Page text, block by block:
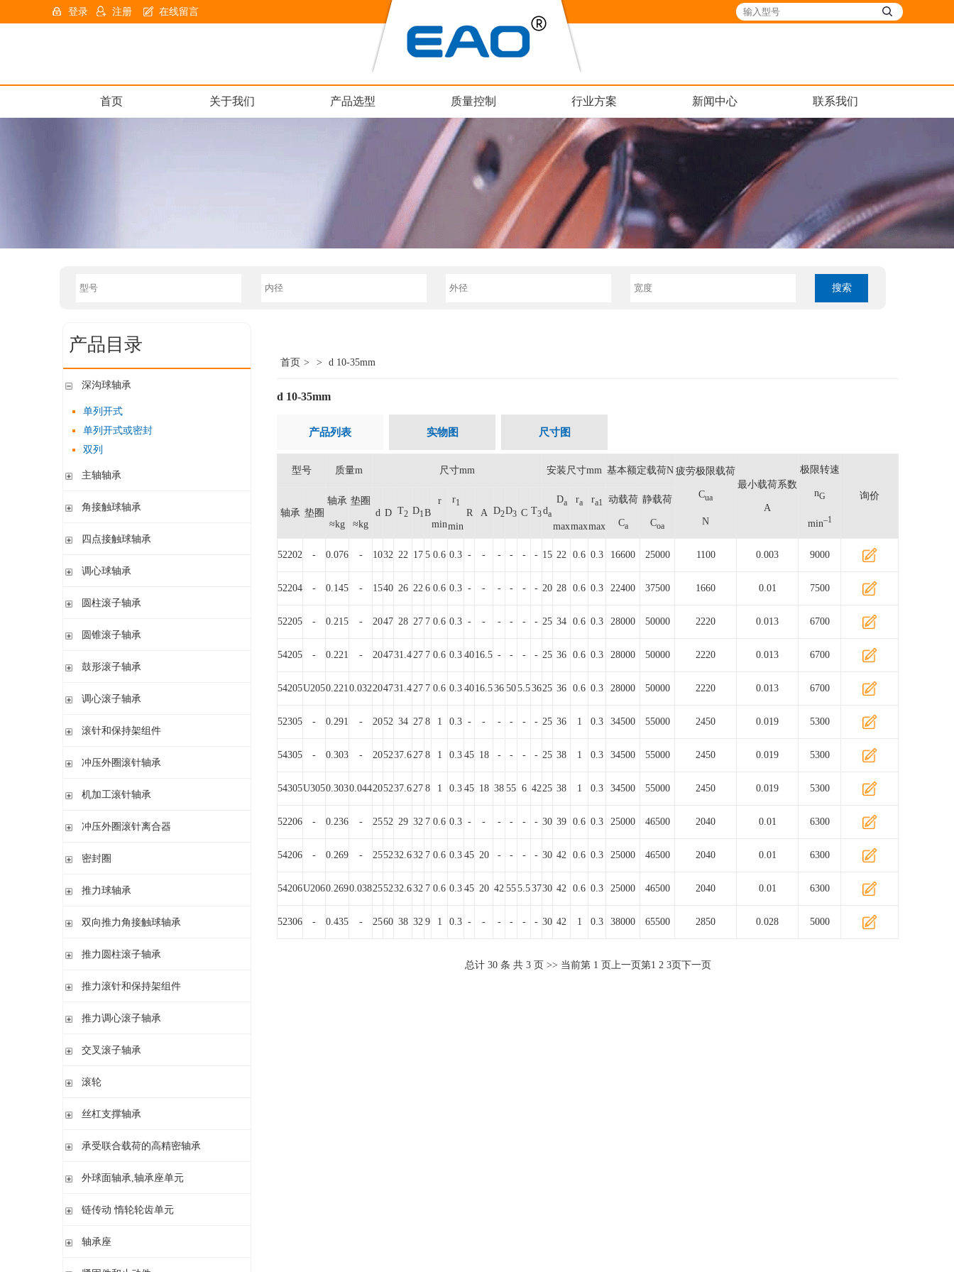
在线留言
登录 注册
首页 关于我们 产品选型 质量控制 行业方案 新闻中心 联系我们
产品目录
深沟球轴承
单列开式
单列开式或密封
双列
主轴轴承
带钢球
带钢球 密封
角接触球轴承
单列开式或密封
双列开式或密封
四点接触球轴承
四点接触球轴承
调心球轴承
圆柱孔开式或密封
圆柱孔或圆锥孔 开式
带紧定套开式或密封
带紧定套开式
圆柱滚子轴承
带保持架的圆柱滚子轴承
单列满装圆柱滚子轴承
高精密圆柱滚子轴承
圆锥滚子轴承
单列圆锥滚子轴承
单列英制圆锥滚子轴承
鼓形滚子轴承
圆柱孔或圆锥孔
调心滚子轴承
圆柱孔或圆锥孔
带退卸套
滚针和保持架组件
单列
冲压外圈滚针轴承
开式 闭式 无密封
开式、满装滚针单元、无密封
机加工滚针轴承
无内圈
带内圈 开式
带内圈 密封
无挡边无内圈 开式
调心 有/无内圈
滚针/ 推力球轴承 无内圈 带或不带外罩
滚针/ 推力圆柱滚子轴承 无内圈 带或不带外罩
内圈 无润滑孔
冲压外圈滚针离合器
不带轴承 带滚花或不带滚花
密封圈
密封圈
推力球轴承
单向推力球轴承
双向推力角接触球轴承
双向推力角接触球轴承
推力圆柱滚子轴承
推力圆柱滚子轴承 保持架组件 推力轴承垫圈
推力滚针和保持架组件
推力滚针和保持架组件 推力轴承垫圈
与向心滚针轴承 组合使用
推力调心滚子轴承
推力调心滚子轴承
交叉滚子轴承
交叉滚子轴承
滚轮
支承型滚轮
球轴承滚轮
丝杠支撑轴承
推力角接触球轴承
密封组件 精密锁紧螺母
承受联合载荷的高精密轴承
推力/向心轴承
外球面轴承,轴承座单元
外球面轴承
链传动 惰轮轮齿单元
链传动 惰轮轮齿单元
轴承座
立式轴承座SNV,剖分用于带紧定套的圆锥孔轴承
首页 > > d 10-35mm
d 10-35mm
产品列表 实物图 尺寸图
型号 质量m 尺寸mm 安装尺寸mm 基本额定载荷N 疲劳极限载荷
Cua
N
最小载荷系数
A
极限转速
nG
min–1
询价
轴承 垫圈
轴承
≈kg
垫圈
≈kg
d D T2 D1B
r
min
r1
min
R A D2D3 C T3da
Da
max
ra
max
ra1
max
动载荷
Ca
静载荷
Coa
52202 - 0.076 - 1032 22 17 5 0.6 0.3 - - - - - - 15 22 0.6 0.3 16600 25000 1100 0.003 9000
52204 - 0.145 - 1540 26 22 6 0.6 0.3 - - - - - - 20 28 0.6 0.3 22400 37500 1660 0.01 7500
52205 - 0.215 - 2047 28 27 7 0.6 0.3 - - - - - - 25 34 0.6 0.3 28000 50000 2220 0.013 6700
54205 - 0.221 - 204731.427 7 0.6 0.3 4016.5 - - - - 25 36 0.6 0.3 28000 50000 2220 0.013 6700
54205U2050.2210.032204731.427 7 0.6 0.3 4016.536 505.53625 36 0.6 0.3 28000 50000 2220 0.013 6700
52305 - 0.291 - 2052 34 27 8 1 0.3 - - - - - - 25 36 1 0.3 34500 55000 2450 0.019 5300
54305 - 0.303 - 205237.627 8 1 0.3 45 18 - - - - 25 38 1 0.3 34500 55000 2450 0.019 5300
54305U3050.3030.044205237.627 8 1 0.3 45 18 38 55 6 4225 38 1 0.3 34500 55000 2450 0.019 5300
52206 - 0.236 - 2552 29 32 7 0.6 0.3 - - - - - - 30 39 0.6 0.3 25000 46500 2040 0.01 6300
54206 - 0.269 - 255232.632 7 0.6 0.3 45 20 - - - - 30 42 0.6 0.3 25000 46500 2040 0.01 6300
54206U2060.2690.038255232.632 7 0.6 0.3 45 20 42 555.53730 42 0.6 0.3 25000 46500 2040 0.01 6300
52306 - 0.435 - 2560 38 32 9 1 0.3 - - - - - - 30 42 1 0.3 38000 65500 2850 0.028 5000
总计 30条 共 3页 >> 当前第 1 页上一页第1 2 3页下一页